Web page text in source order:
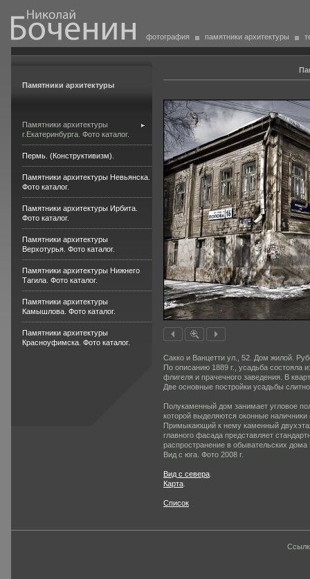
фотография памятники архитектуры
Памятники архитектуры
Памятники архитектуры
г.Екатеринбурга. Фото каталог.
Пермь. (Конструктивизм).
Памятники архитектуры Невьянска.
Фото каталог.
Памятники архитектуры Ирбита.
Фото каталог.
Памятники архитектуры
Верхотурья. Фото каталог.
Памятники архитектуры Нижнего
Тагила. Фото каталог.
Памятники архитектуры
Камышлова. Фото каталог.
Памятники архитектуры
Красноуфимска. Фото каталог.
Сакко и Ванцетти ул., 52. Дом жилой.
По описанию 1889 г., усадьба состояла
флигеля и прачеч­ного заведения. В
Две основные постройки усадьбы
Полукаменный дом занимает угловое
которой выделяют­ся оконные
Примыкающий к нему каменный
главного фасада пред­ставляет
распространение в обывательских дома
Вид с юга. Фото 2008 г.
Вид с севера
Карта
Список